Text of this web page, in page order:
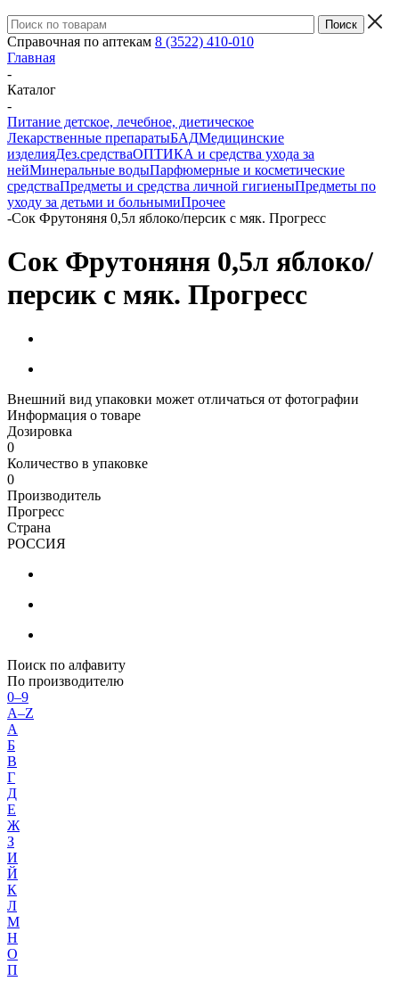
Справочная по аптекам 8 (3522) 410-010
Главная
-
Каталог
-
Питание детское, лечебное, диетическое
Лекарственные препаратыБАДМедицинские
изделияДез.средстваОПТИКА и средства ухода за
нейМинеральные водыПарфюмерные и косметические
средстваПредметы и средства личной гигиеныПредметы по
уходу за детьми и больнымиПрочее
-Сок Фрутоняня 0,5л яблоко/персик с мяк. Прогресс
Сок Фрутоняня 0,5л яблоко/
персик с мяк. Прогресс
Внешний вид упаковки может отличаться от фотографии
Информация о товаре
Дозировка
0
Количество в упаковке
0
Производитель
Прогресс
Страна
РОССИЯ
Поиск по алфавиту
По производителю
0–9
A–Z
А
Б
В
Г
Д
Е
Ж
З
И
Й
К
Л
М
Н
О
П